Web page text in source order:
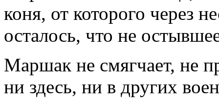
коня, от которого через
осталось, что не
Маршак не смягчает, не
ни здесь, ни в других